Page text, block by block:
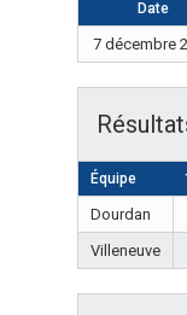
Date
7 décembre
Équipe
Dourdan
Villeneuve